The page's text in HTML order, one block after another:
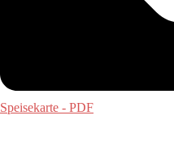
Speisekarte - PDF